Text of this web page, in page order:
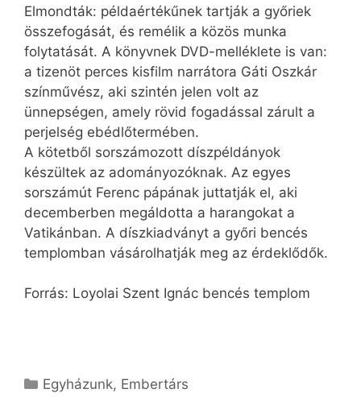
Elmondták: példaértékűnek tartják a győriek
összefogását, és remélik a közös munka
folytatását. A könyvnek DVD-melléklete is van:
a tizenöt perces kisfilm narrátora Gáti Oszkár
színművész, aki szintén jelen volt az
ünnepségen, amely rövid fogadással zárult a
perjelség ebédlőtermében.
A kötetből sorszámozott díszpéldányok
készültek az adományozóknak. Az egyes
sorszámút Ferenc pápának juttatják el, aki
decemberben megáldotta a harangokat a
Vatikánban. A díszkiadványt a győri bencés
templomban vásárolhatják meg az érdeklődők.
Forrás: Loyolai Szent Ignác bencés templom
Kategória
Egyházunk, Embertárs